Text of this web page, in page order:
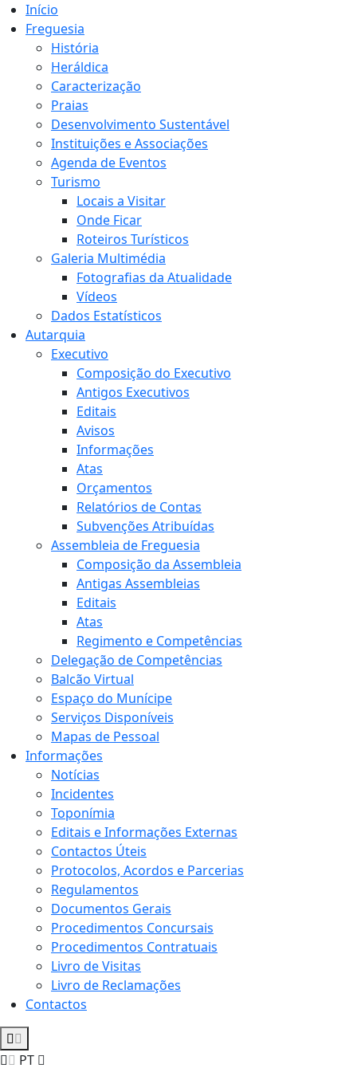
Início
Freguesia
História
Heráldica
Caracterização
Praias
Desenvolvimento Sustentável
Instituições e Associações
Agenda de Eventos
Turismo
Locais a Visitar
Onde Ficar
Roteiros Turísticos
Galeria Multimédia
Fotografias da Atualidade
Vídeos
Dados Estatísticos
Autarquia
Executivo
Composição do Executivo
Antigos Executivos
Editais
Avisos
Informações
Atas
Orçamentos
Relatórios de Contas
Subvenções Atribuídas
Assembleia de Freguesia
Composição da Assembleia
Antigas Assembleias
Editais
Atas
Regimento e Competências
Delegação de Competências
Balcão Virtual
Espaço do Munícipe
Serviços Disponíveis
Mapas de Pessoal
Informações
Notícias
Incidentes
Toponímia
Editais e Informações Externas
Contactos Úteis
Protocolos, Acordos e Parcerias
Regulamentos
Documentos Gerais
Procedimentos Concursais
Procedimentos Contratuais
Livro de Visitas
Livro de Reclamações
Contactos
PT